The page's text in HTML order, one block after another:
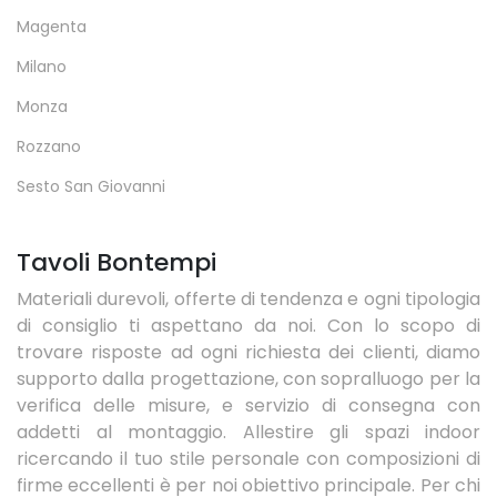
Magenta
Milano
Monza
Rozzano
Sesto San Giovanni
Tavoli Bontempi
Materiali durevoli, offerte di tendenza e ogni tipologia
di consiglio ti aspettano da noi. Con lo scopo di
trovare risposte ad ogni richiesta dei clienti, diamo
supporto dalla progettazione, con sopralluogo per la
verifica delle misure, e servizio di consegna con
addetti al montaggio. Allestire gli spazi indoor
ricercando il tuo stile personale con composizioni di
firme eccellenti è per noi obiettivo principale. Per chi